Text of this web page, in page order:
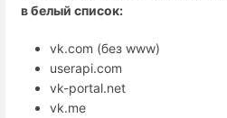
в белый список:
vk.com (без www)
userapi.com
vk-portal.net
vk.me